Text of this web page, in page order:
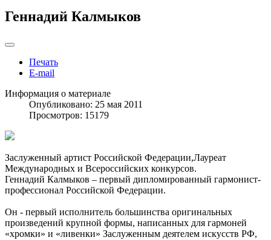
Геннадий Калмыков
Печать
E-mail
Информация о материале
Опубликовано: 25 мая 2011
Просмотров: 15179
Заслуженный артист Российской Федерации,Лауреат
Международных и Всероссийских конкурсов.
Геннадий Калмыков – первый дипломированный гармонист-
профессионал Российской Федерации.
Он - первый исполнитель большинства оригинальных
произведений крупной формы, написанных для гармоней
«хромки» и «ливенки» Заслуженным деятелем искусств РФ,